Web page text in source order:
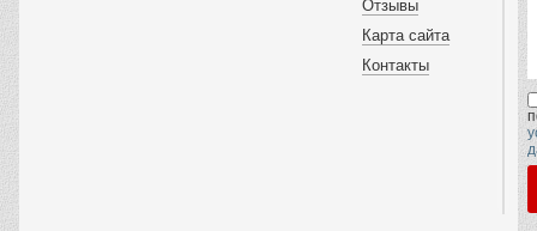
Отзывы
Карта сайта
Контакты